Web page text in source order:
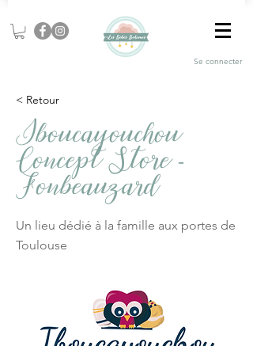
Se connecter
< Retour
Iboucayouchou
Concept Store -
Fonbeauzard
Un lieu dédié à la famille aux portes de
Toulouse